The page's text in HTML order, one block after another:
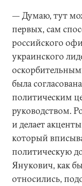
— Думаю, тут
первых, сам
российского
украинского
была
политическим
руководством.
и делает
который
политическую
Янукович, как
относились,